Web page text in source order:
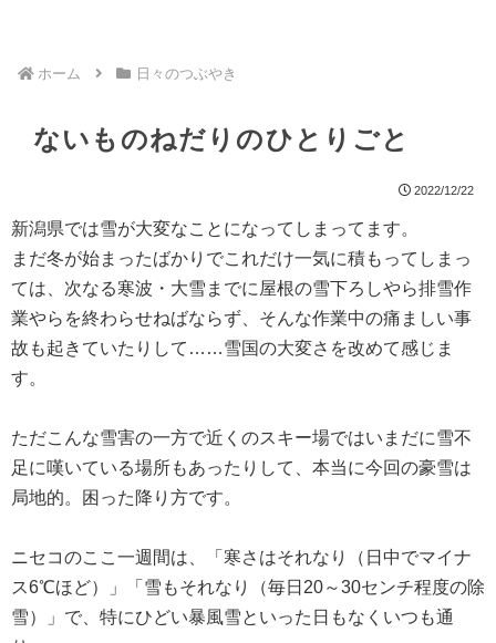
ホーム 日々のつぶやき
ないものねだりのひとりごと
2022/12/22
新潟県では雪が大変なことになってしまってます。
まだ冬が始まったばかりでこれだけ一気に積もってしまっ
ては、次なる寒波・大雪までに屋根の雪下ろしやら排雪作
業やらを終わらせねばならず、そんな作業中の痛ましい事
故も起きていたりして……雪国の大変さを改めて感じま
す。
ただこんな雪害の一方で近くのスキー場ではいまだに雪不
足に嘆いている場所もあったりして、本当に今回の豪雪は
局地的。困った降り方です。
ニセコのここ一週間は、「寒さはそれなり（日中でマイナ
ス6℃ほど）」「雪もそれなり（毎日20～30センチ程度の除
雪）」で、特にひどい暴風雪といった日もなくいつも通